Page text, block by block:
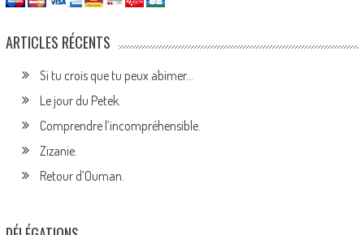
ARTICLES RÉCENTS
Si tu crois que tu peux abimer…
Le jour du Petek.
Comprendre l’incompréhensible.
Zizanie.
Retour d’Ouman.